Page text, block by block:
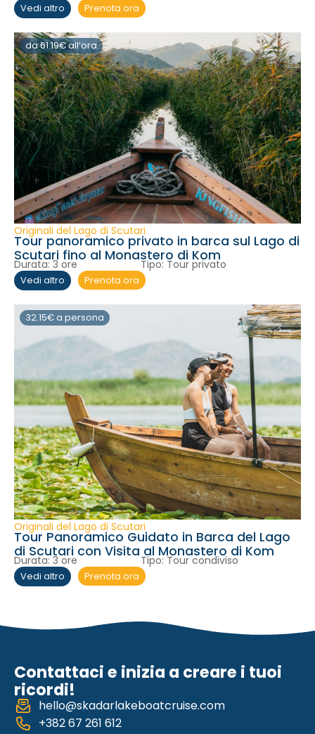
Vedi altro Prenota ora
da 61.19€ all’ora
Originali del Lago di Scutari
Tour panoramico privato in barca sul Lago di
Scutari fino al Monastero di Kom
Durata:3 ore Tipo: Tour privato
Vedi altro Prenota ora
32.15€ a persona
Originali del Lago di Scutari
Tour Panoramico Guidato in Barca del Lago
di Scutari con Visita al Monastero di Kom
Durata:3 ore Tipo:Tour condiviso
Vedi altro Prenota ora
Contattaci e inizia a creare i tuoi
ricordi!
hello@skadarlakeboatcruise.com
+382 67 261 612